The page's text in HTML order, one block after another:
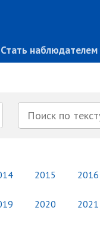
Стать наблюдателем
2015 2016
2020 2021